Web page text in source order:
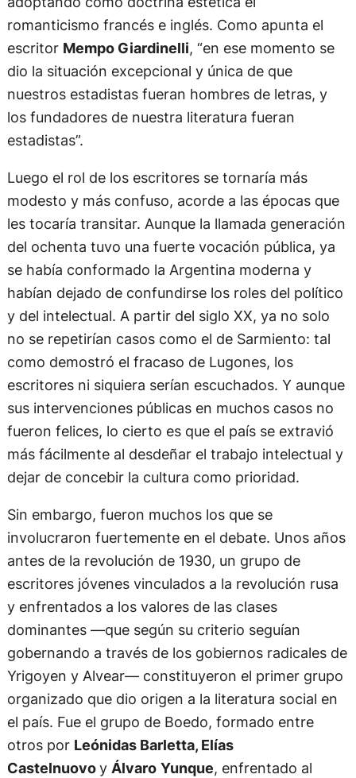
romanticismo francés e inglés. Como apunta el
escritor Mempo Giardinelli, “en ese momento se
dio la situación excepcional y única de que
nuestros estadistas fueran hombres de letras, y
los fundadores de nuestra literatura fueran
estadistas”.
Luego el rol de los escritores se tornaría más
modesto y más confuso, acorde a las épocas que
les tocaría transitar. Aunque la llamada generación
del ochenta tuvo una fuerte vocación pública, ya
se había conformado la Argentina moderna y
habían dejado de confundirse los roles del político
y del intelectual. A partir del siglo XX, ya no solo
no se repetirían casos como el de Sarmiento: tal
como demostró el fracaso de Lugones, los
escritores ni siquiera serían escuchados. Y aunque
sus intervenciones públicas en muchos casos no
fueron felices, lo cierto es que el país se extravió
más fácilmente al desdeñar el trabajo intelectual y
dejar de concebir la cultura como prioridad.
Sin embargo, fueron muchos los que se
involucraron fuertemente en el debate. Unos años
antes de la revolución de 1930, un grupo de
escritores jóvenes vinculados a la revolución rusa
y enfrentados a los valores de las clases
dominantes —que según su criterio seguían
gobernando a través de los gobiernos radicales de
Yrigoyen y Alvear— constituyeron el primer grupo
organizado que dio origen a la literatura social en
el país. Fue el grupo de Boedo, formado entre
otros por Leónidas Barletta, Elías
Castelnuovoy Álvaro Yunque, enfrentado al